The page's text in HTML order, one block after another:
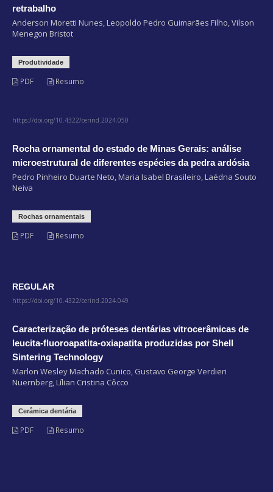
retrabalho
Anderson Moretti Nunes, Leopoldo Pedro Guimarães Filho, Vilson
Menegon Bristot
Produtividade
PDF Resumo
https://doi.org/10.4322/cerind.2024.050
Rocha ornamental do estado de Minas Gerais: análise
microestrutural de diferentes espécies da pedra ardósia
Pedro Pinheiro Duarte Neto, Maria Isabel Brasileiro, Laédna Souto
Neiva
Rochas ornamentais
PDF Resumo
REGULAR
https://doi.org/10.4322/cerind.2024.049
Caracterização de próteses dentárias vitrocerâmicas de
leucita-fluoroapatita-oxiapatita produzidas por Shell
Sintering Technology
Marlon Wesley Machado Cunico, Gustavo George Verdieri
Nuernberg, Lílian Cristina Côcco
Cerâmica dentária
PDF Resumo